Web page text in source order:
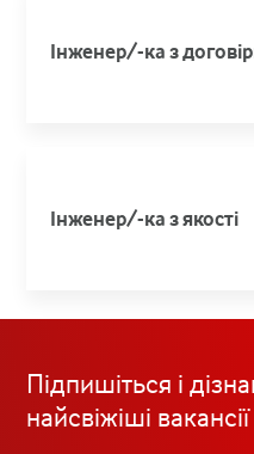
Інженер/-ка з
Інженер/-ка з якості
Підпишіться і
найсвіжіші